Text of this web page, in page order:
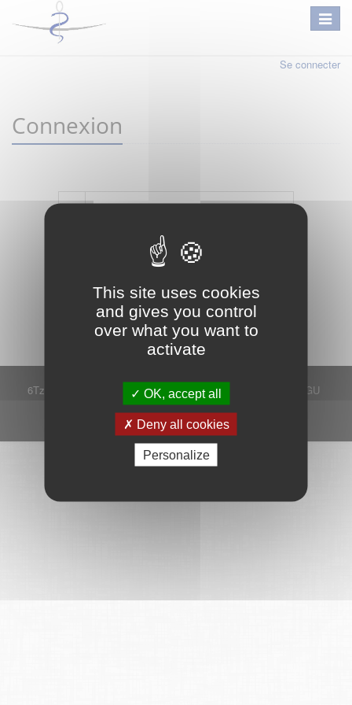
This site uses cookies
and gives you control
over what you want to
activate
OK, accept all
Deny all cookies
Personalize
Se connecter
Connexion
Mot de passe oublié ? Je crée mon compte
Connexion
6Tzen ©2015 - Tous droits réservés Mentions légales
CGU
Plan du site
FAQ
Contact
Ce service est proposé par6Tzen